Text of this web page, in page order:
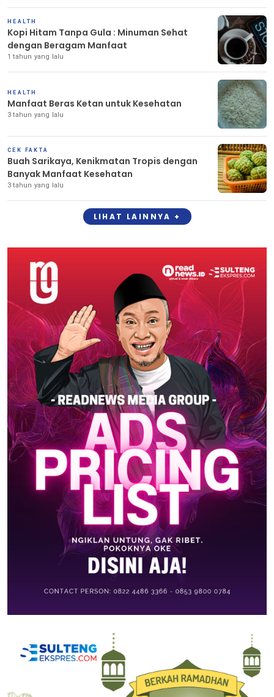
HEALTH
Kopi Hitam Tanpa Gula : Minuman Sehat
dengan Beragam Manfaat
1 tahun yang lalu
HEALTH
Manfaat Beras Ketan untuk Kesehatan
3 tahun yang lalu
CEK FAKTA
Buah Sarikaya, Kenikmatan Tropis dengan
Banyak Manfaat Kesehatan
3 tahun yang lalu
LIHAT LAINNYA +